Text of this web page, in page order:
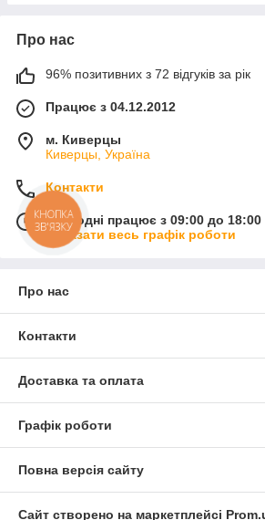
Про нас
96% позитивних з 72 відгуків за рік
Працює з 04.12.2012
м. Киверцы
Киверцы, Україна
Контакти
Сьогодні працює з 09:00 до 18:00
Показати весь графік роботи
Про нас
Контакти
Доставка та оплата
Графік роботи
Повна версія сайту
Сайт створено на маркетплейсі
КНОПКА
ЗВ'ЯЗКУ